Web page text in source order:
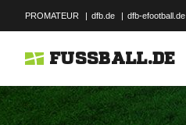
PROMATEUR | dfb.de | dfb-efootball.de
FUSSBALL.DE